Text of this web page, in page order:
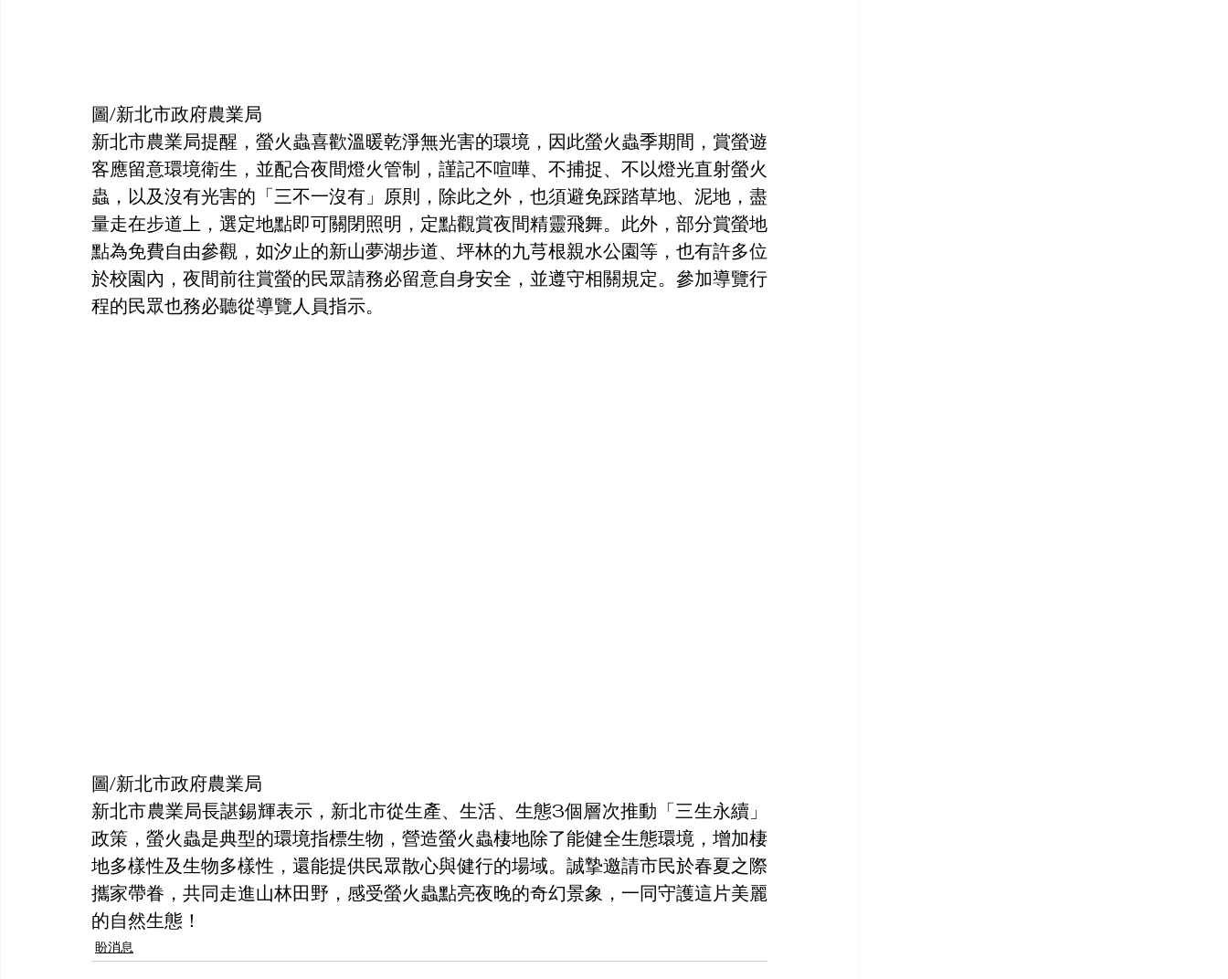
圖/新北市政府農業局
新北市農業局提醒，螢火蟲喜歡溫暖乾淨無光害的環境，因此螢火蟲季期間，賞螢遊
客應留意環境衛生，並配合夜間燈火管制，謹記不喧嘩、不捕捉、不以燈光直射螢火
蟲，以及沒有光害的「三不一沒有」原則，除此之外，也須避免踩踏草地、泥地，盡
量走在步道上，選定地點即可關閉照明，定點觀賞夜間精靈飛舞。此外，部分賞螢地
點為免費自由參觀，如汐止的新山夢湖步道、坪林的九芎根親水公園等，也有許多位
於校園內，夜間前往賞螢的民眾請務必留意自身安全，並遵守相關規定。參加導覽行
程的民眾也務必聽從導覽人員指示。
圖/新北市政府農業局
新北市農業局長諶錫輝表示，新北市從生產、生活、生態3個層次推動「三生永續」
政策，螢火蟲是典型的環境指標生物，營造螢火蟲棲地除了能健全生態環境，增加棲
地多樣性及生物多樣性，還能提供民眾散心與健行的場域。誠摯邀請市民於春夏之際
攜家帶眷，共同走進山林田野，感受螢火蟲點亮夜晚的奇幻景象，一同守護這片美麗
的自然生態！
盼消息